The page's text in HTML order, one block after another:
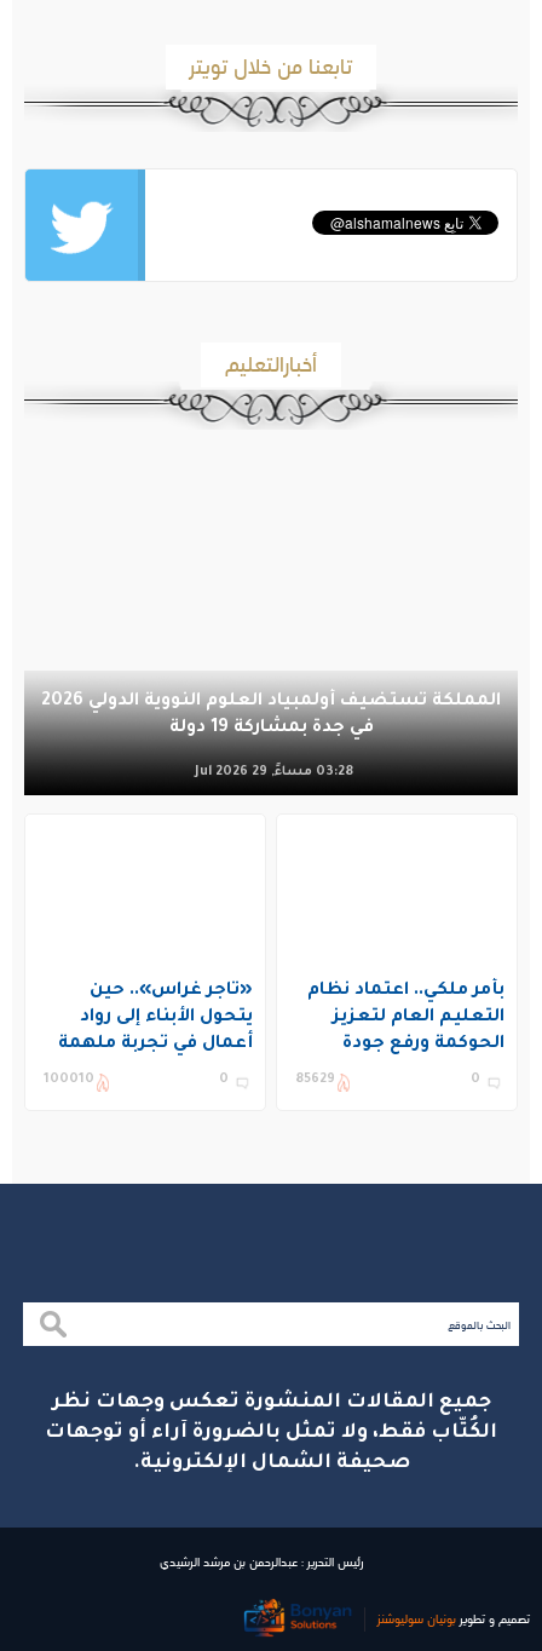
تابعنا من خلال تويتر
أخبارالتعليم
المملكة تستضيف أولمبياد العلوم النووية الدولي 2026
في جدة بمشاركة 19 دولة
03:28 مساءً, 29 Jul 2026
بأمر ملكي.. اعتماد نظام
التعليم العام لتعزيز
الحوكمة ورفع جودة
التعليم في المملكة
0
85629
«تاجر غراس».. حين
يتحول الأبناء إلى رواد
أعمال في تجربة ملهمة
بنادي غراس الصيفي
0
100010
جميع المقالات المنشورة تعكس وجهات نظر
الكُتّاب فقط، ولا تمثل بالضرورة آراء أو توجهات
صحيفة الشمال الإلكترونية.
رئيس التحرير : عبدالرحمن بن مرشد الرشيدي
تصميم و تطوير بونیان سولیوشنز